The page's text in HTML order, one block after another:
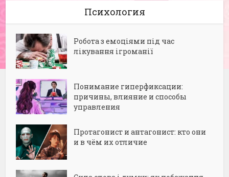
Психология
Робота з емоціями під час
лікування ігроманії
Понимание гиперфиксации:
причины, влияние и способы
управления
Протагонист и антагонист: кто они
и в чём их отличие